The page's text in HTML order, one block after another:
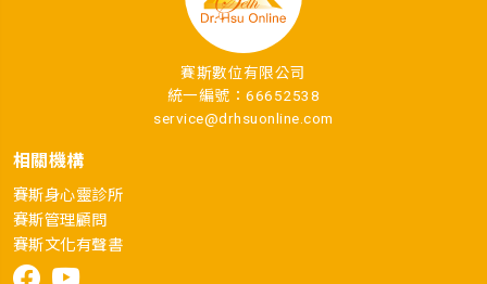
賽斯數位有限公司
統一編號：66652538
service@drhsuonline.com
相關機構
賽斯身心靈診所
賽斯管理顧問
賽斯文化有聲書